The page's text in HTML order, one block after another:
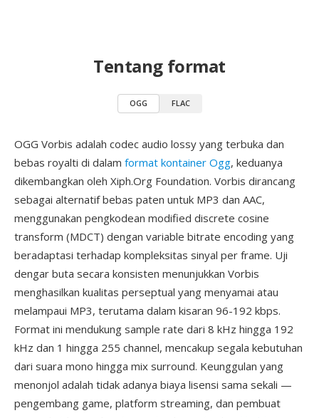
Tentang format
OGG FLAC
OGG Vorbis adalah codec audio lossy yang terbuka dan
bebas royalti di dalam format kontainer Ogg, keduanya
dikembangkan oleh Xiph.Org Foundation. Vorbis dirancang
sebagai alternatif bebas paten untuk MP3 dan AAC,
menggunakan pengkodean modified discrete cosine
transform (MDCT) dengan variable bitrate encoding yang
beradaptasi terhadap kompleksitas sinyal per frame. Uji
dengar buta secara konsisten menunjukkan Vorbis
menghasilkan kualitas perseptual yang menyamai atau
melampaui MP3, terutama dalam kisaran 96-192 kbps.
Format ini mendukung sample rate dari 8 kHz hingga 192
kHz dan 1 hingga 255 channel, mencakup segala kebutuhan
dari suara mono hingga mix surround. Keunggulan yang
menonjol adalah tidak adanya biaya lisensi sama sekali —
pengembang game, platform streaming, dan pembuat